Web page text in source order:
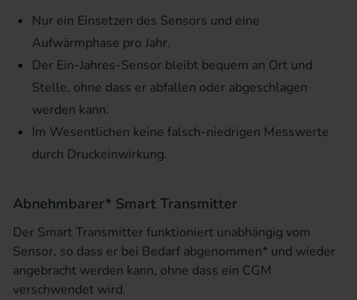
Nur ein Einsetzen des Sensors und eine
Aufwärmphase pro Jahr.
Der Ein-Jahres-Sensor bleibt bequem an Ort und
Stelle, ohne dass er abfallen oder abgeschlagen
werden kann.
Im Wesentlichen keine falsch-niedrigen Messwerte
durch Druckeinwirkung.
Abnehmbarer* Smart Transmitter
Der Smart Transmitter funktioniert unabhängig vom
Sensor, so dass er bei Bedarf abgenommen* und wieder
angebracht werden kann, ohne dass ein CGM
verschwendet wird.